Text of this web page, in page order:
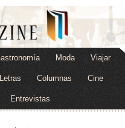
Moda Viajar
Letras Columnas Cine
Entrevistas